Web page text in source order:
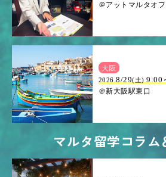
＠アットマルタオ
大阪
2026.8/29(土) 9:00
＠新大阪駅東口
マルタ留学コラム